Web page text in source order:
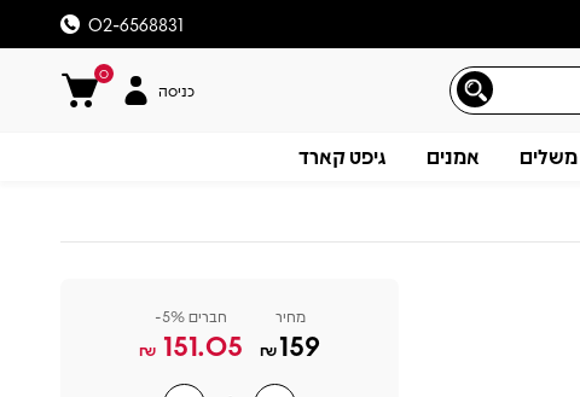
02-6568831
0
כניסה
משלים אמנים גיפט קארד
מחיר
159
₪
חברים 5%-
151.05
₪